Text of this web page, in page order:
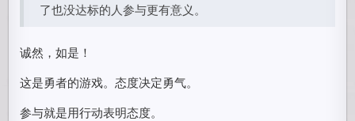
了也没达标的人参与更有意义。
诚然，如是！
这是勇者的游戏。态度决定勇气。
参与就是用行动表明态度。